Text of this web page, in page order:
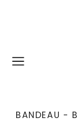
BANDEAU -